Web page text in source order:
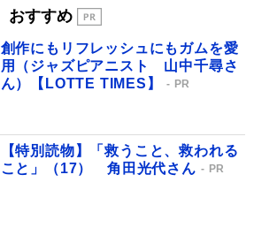
おすすめ
創作にもリフレッシュにもガムを愛
用（ジャズピアニスト 山中千尋さ
ん）【LOTTE TIMES】
PR
【特別読物】「救うこと、救われる
こと」（17） 角田光代さん
PR